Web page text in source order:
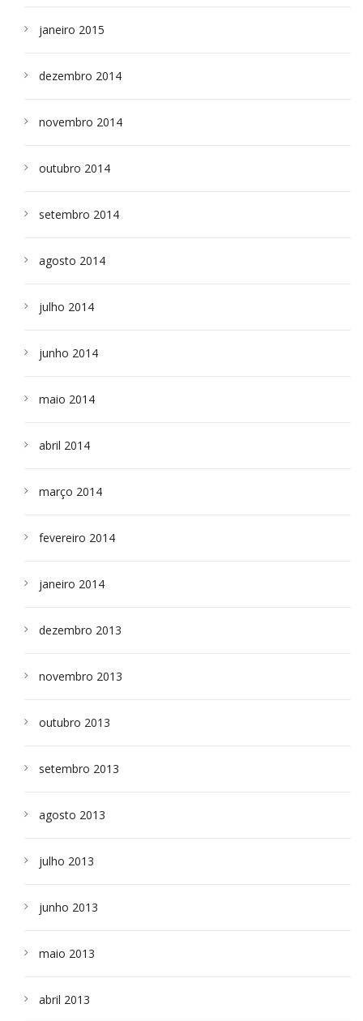
janeiro 2015
dezembro 2014
novembro 2014
outubro 2014
setembro 2014
agosto 2014
julho 2014
junho 2014
maio 2014
abril 2014
março 2014
fevereiro 2014
janeiro 2014
dezembro 2013
novembro 2013
outubro 2013
setembro 2013
agosto 2013
julho 2013
junho 2013
maio 2013
abril 2013